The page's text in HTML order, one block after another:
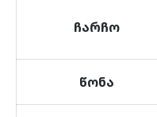
ჩარჩო
წონა